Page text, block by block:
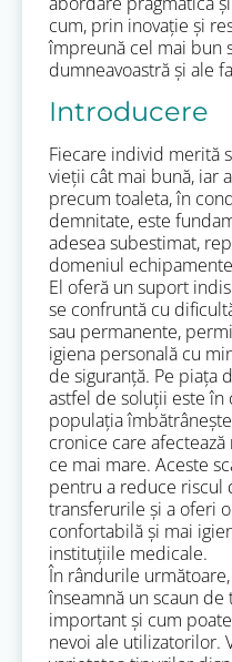
cum, prin inovație și
împreună cel mai bun
dumneavoastră și ale
Introducere
Fiecare individ merită
vieții cât mai bună, iar
precum toaleta, în
demnitate, este
adesea subestimat,
domeniul
El oferă un suport
se confruntă cu
sau permanente,
igiena personală cu
de siguranță. Pe piața
astfel de soluții este în
populația
cronice care
ce mai mare. Aceste
pentru a reduce riscul
transferurile și a oferi
confortabilă și mai
instituțiile medicale.
În rândurile
înseamnă un scaun
important și cum
nevoi ale utilizatorilor.